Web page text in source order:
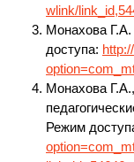
wlink/
Монахова
доступа:
Монахова
Режим